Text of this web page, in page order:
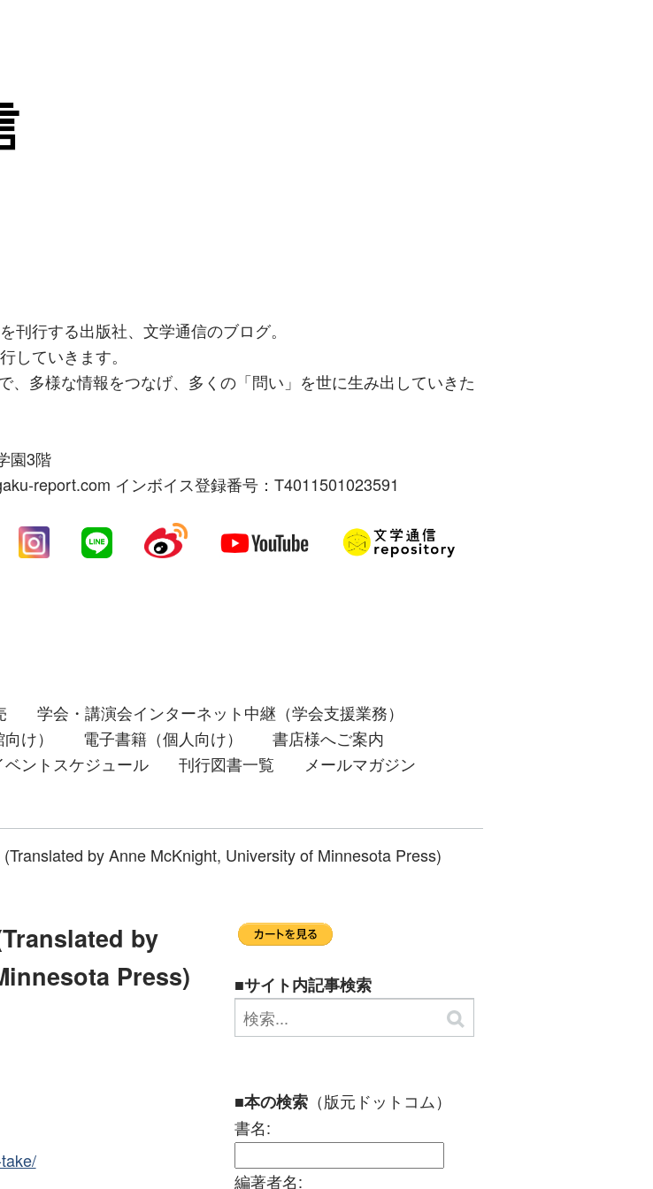
刊行する出版社、文学通信のブログ。
していきます。
多様な情報をつなげ、多くの「問い」を世に生み出していきた
園3階
report.com インボイス登録番号：T4011501023591
学会・講演会インターネット中継（学会支援業務）
け） 電子書籍（個人向け）
書店様へご案内
ントスケジュール 刊行図書一覧
メールマガジン
by Anne McKnight, University of Minnesota Press)
by
Press)
■サイト内記事検索
■本の検索（版元ドットコム）
書名:
編著者名: